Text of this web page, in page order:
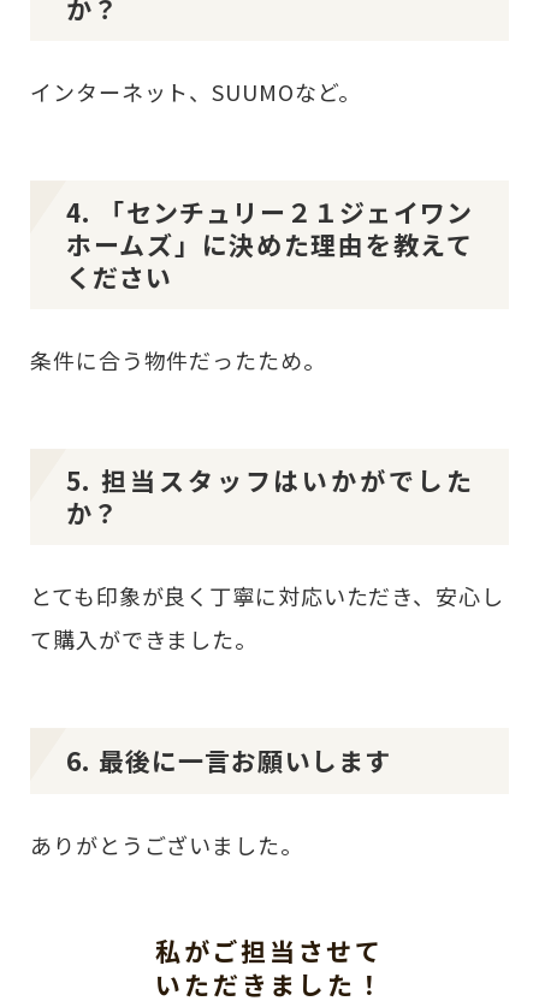
か？
インターネット、SUUMOなど。
4. 「センチュリー２１ジェイワン
ホームズ」に決めた理由を教えて
ください
条件に合う物件だったため。
5. 担当スタッフはいかがでした
か？
とても印象が良く丁寧に対応いただき、安心し
て購入ができました。
6. 最後に一言お願いします
ありがとうございました。
私がご担当させて
いただきました！